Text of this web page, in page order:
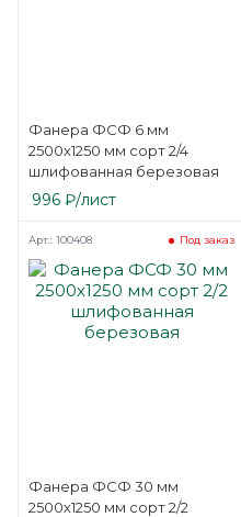
Фанера ФСФ 6 мм
2500х1250 мм сорт 2/4
шлифованная березовая
996 ₽/лист
Фанера ФСФ 30 мм
2500х1250 мм сорт 2/2
Под заказ
Арт.: 100408